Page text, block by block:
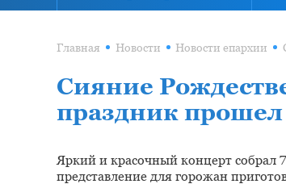
Главная Новости Новости епархии
Сияние
праздник
Яркий и красочный концерт собрал
представление для горожан